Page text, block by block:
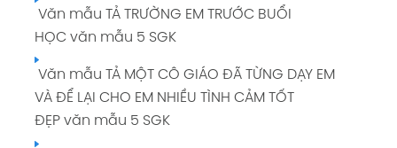
Văn mẫu TẢ TRƯỜNG EM TRƯỚC BUỔI
HỌC văn mẫu 5 SGK
Văn mẫu TẢ MỘT CÔ GIÁO ĐÃ TỪNG DẠY EM
VÀ ĐỂ LẠI CHO EM NHIỀU TÌNH CẢM TỐT
ĐẸP văn mẫu 5 SGK